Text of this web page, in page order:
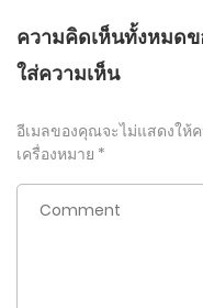
ความคิดเห็นทั้งหมด
ใส่ความเห็น
อีเมลของคุณจะไม่แสดงให้
เครื่องหมาย *